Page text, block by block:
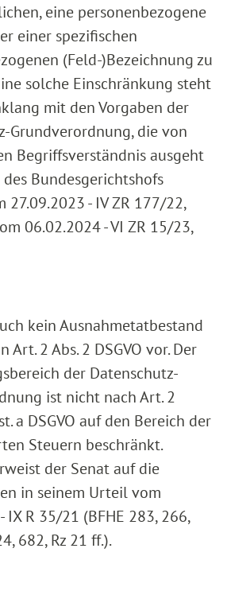
eine personenbezogene
einer spezifischen
(Feld-)Bezeichnung zu
solche Einschränkung steht
mit den Vorgaben der
Grundverordnung, die von
Begriffsverständnis ausgeht
Bundesgerichtshofs
27.09.2023 - IV ZR 177/22,
06.02.2024 - VI ZR 15/23,
kein Ausnahmetatbestand
Art. 2 Abs. 2 DSGVO vor. Der
der Datenschutz-
ist nicht nach Art. 2
a DSGVO auf den Bereich der
Steuern beschränkt.
der Senat auf die
in seinem Urteil vom
IX R 35/21 (BFHE 283, 266,
682, Rz 21 ff.).